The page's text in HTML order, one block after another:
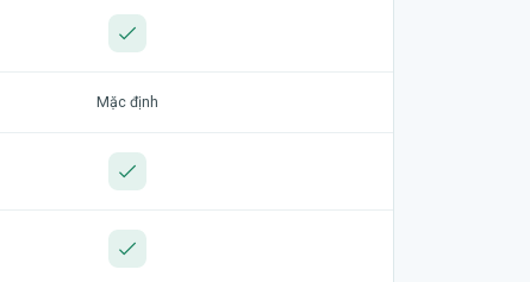
Mặc định